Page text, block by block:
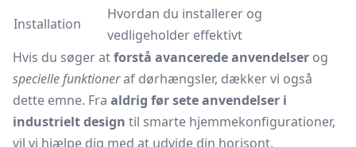
Installation
Hvordan du installerer og
vedligeholder effektivt
Hvis du søger atforstå avancerede anvendelser og
specielle funktioneraf dørhængsler, dækker vi også
dette emne. Fra aldrig før sete anvendelser i
industrielt design til smarte hjemmekonfigurationer,
vil vi hjælpe dig med at udvide din horisont.